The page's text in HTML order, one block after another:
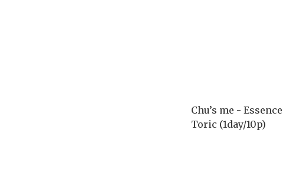
Chu’s me -
Toric (1day/10p)